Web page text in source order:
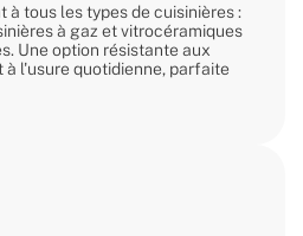
à tous les types de cuisinières :
à gaz et vitrocéramiques
Une option résistante aux
l'usure quotidienne, parfaite